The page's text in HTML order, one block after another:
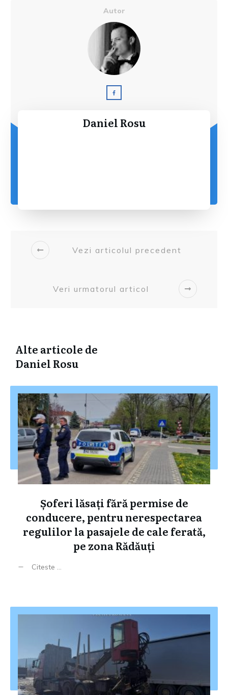
Autor
Daniel Rosu
Vezi articolul precedent
Veri urmatorul articol
Alte articole de
Daniel Rosu
Șoferi lăsați fără permise de
conducere, pentru nerespectarea
regulilor la pasajele de cale ferată,
pe zona Rădăuți
Citeste ...